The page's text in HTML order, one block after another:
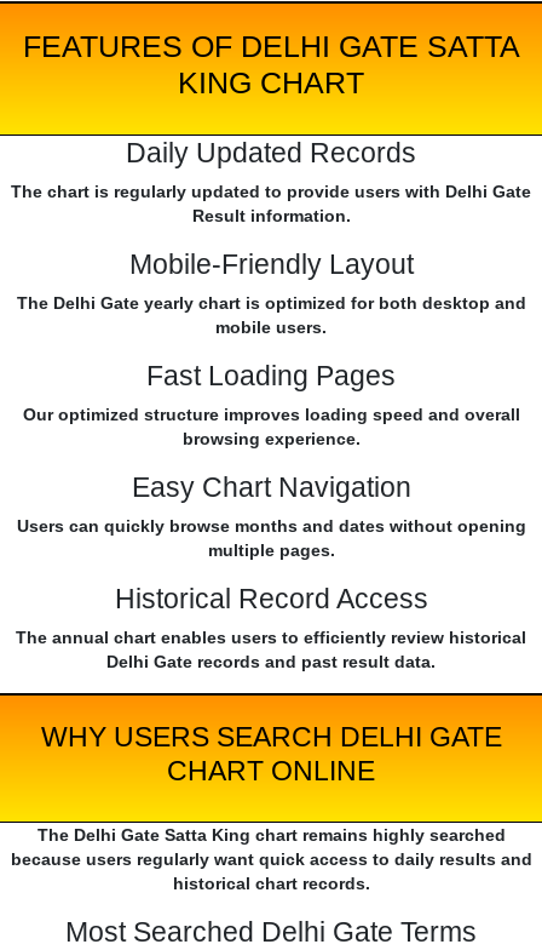
FEATURES OF DELHI GATE SATTA
KING CHART
Daily Updated Records
The chart is regularly updated to provide users with Delhi Gate
Result information.
Mobile-Friendly Layout
The Delhi Gate yearly chart is optimized for both desktop and
mobile users.
Fast Loading Pages
Our optimized structure improves loading speed and overall
browsing experience.
Easy Chart Navigation
Users can quickly browse months and dates without opening
multiple pages.
Historical Record Access
The annual chart enables users to efficiently review historical
Delhi Gate records and past result data.
WHY USERS SEARCH DELHI GATE
CHART ONLINE
The Delhi Gate Satta King chart remains highly searched
because users regularly want quick access to daily results and
historical chart records.
Most Searched Delhi Gate Terms